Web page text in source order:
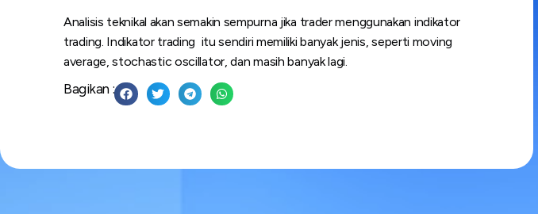
Analisis teknikal akan semakin sempurna jika trader menggunakan indikator
trading. Indikator trading itu sendiri memiliki banyak jenis, seperti moving
average, stochastic oscillator, dan masih banyak lagi.
Bagikan :